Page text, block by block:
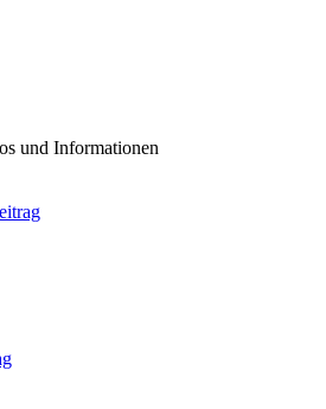
und Informationen